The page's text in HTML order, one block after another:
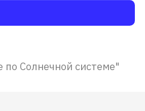
Солнечной системе"